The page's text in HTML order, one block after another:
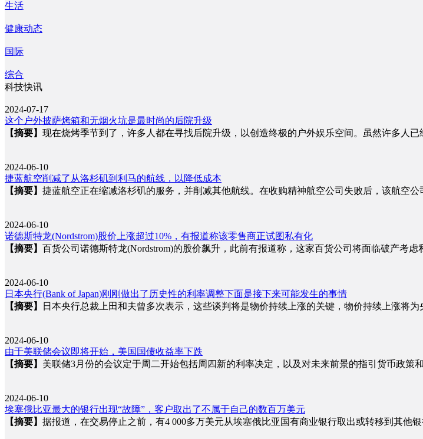
生活
健康动态
国际
综合
科技快讯
2024-07-17
这个户外披萨烤箱和无烟火坑是最时尚的后院升级
【摘要】 现在烧烤季节到了，许多人都在寻找后院升级，以创造终极的户外娱乐空间。虽然许多人已
2024-06-10
捷蓝航空削减了从洛杉矶到利马的航线，以降低成本
【摘要】 捷蓝航空正在缩减洛杉矶的服务，并削减其他航线。在收购精神航空公司失败后，该航空公
2024-06-10
诺德斯特龙(Nordstrom)股价上涨超过10%，有报道称该零售商正试图私有化
【摘要】 百货公司诺德斯特龙(Nordstrom)的股价飙升，此前有报道称，这家百货公司将面临破产考虑
2024-06-10
日本央行(Bank of Japan)刚刚做出了历史性的利率调整下面是接下来可能发生的事情
【摘要】
日本央行总裁上田和夫曾多次表示，这些谈判将是物价持续上涨的关键，物价持续上涨将为
2024-06-10
由于美联储会议即将开始，美国国债收益率下跌
【摘要】 美联储3月份的会议定于周二开始包括周四新的利率决定，以及对未来前景的指引货币政策
2024-06-10
埃塞俄比亚最大的银行出现“故障”，客户取出了不属于自己的数百万美元
【摘要】 据报道，在交易停止之前，有4 000多万美元从埃塞俄比亚国有商业银行取出或转移到其他